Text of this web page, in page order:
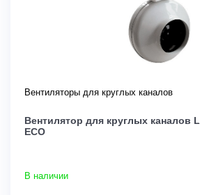
Вентиляторы для круглых каналов
Вентилятор для круглых каналов
ECO
В наличии